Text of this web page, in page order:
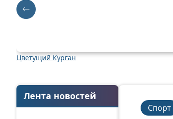
Цветущий Курган
Лента новостей
Спорт